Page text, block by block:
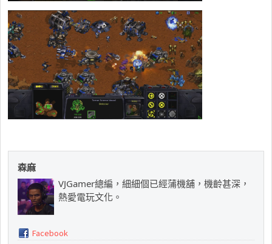
森麻
VJGamer總編，細細個已經蒲機舖，機齡甚深，
熱愛電玩文化。
Facebook